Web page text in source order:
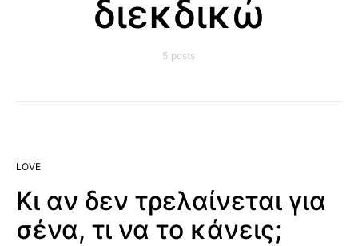
διεκδικώ
5 posts
LOVE
Κι αν δεν τρελαίνεται για
σένα, τι να το κάνεις;